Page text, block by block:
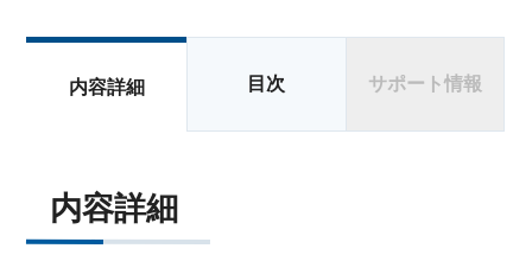
内容詳細 目次 サポート情報
内容詳細